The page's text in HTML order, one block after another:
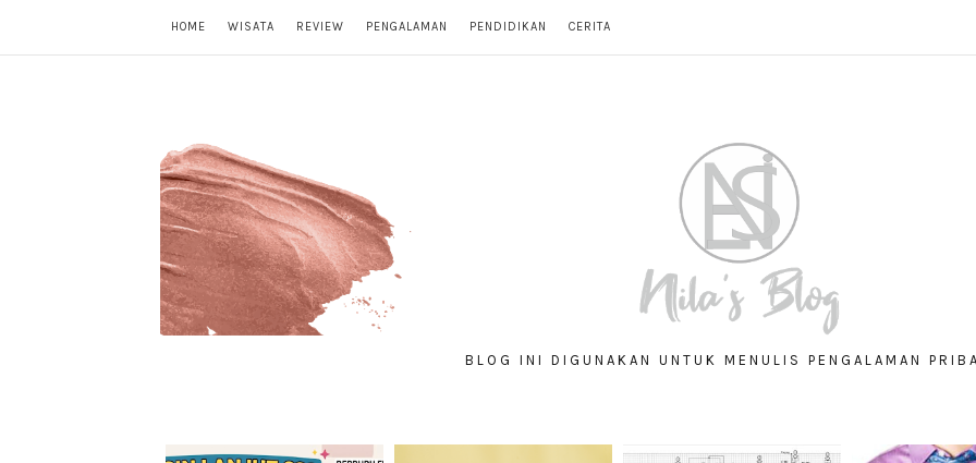
HOME WISATA REVIEW PENGALAMAN PENDIDIKAN CERITA
BLOG INI DIGUNAKAN UNTUK MENULIS PENGALAMAN